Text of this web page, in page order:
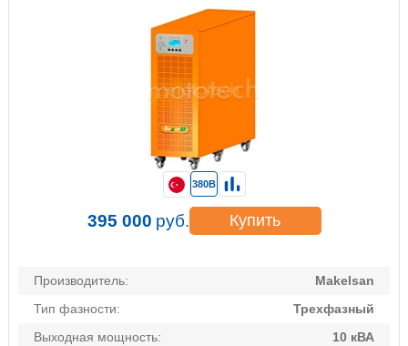
Производитель:
Makelsan
Тип фазности:
Трехфазный
Выходная мощность:
10 кВА
380В
395 000 руб. Купить